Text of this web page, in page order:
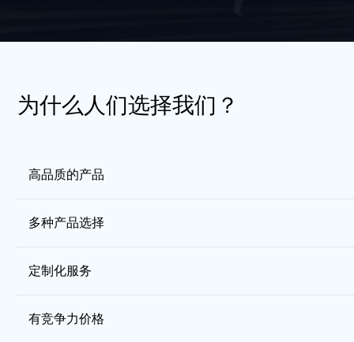
为什么人们选择我们？
高品质的产品
多种产品选择
定制化服务
有竞争力价格